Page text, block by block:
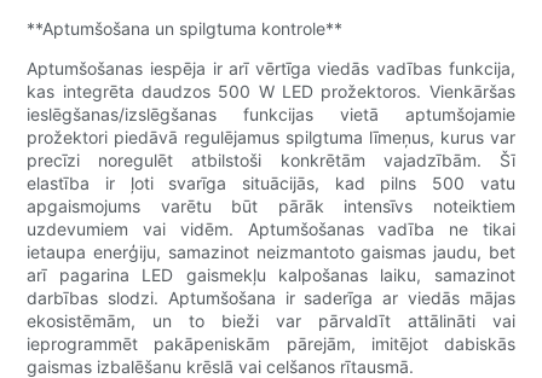
**Aptumšošana un spilgtuma kontrole**
Aptumšošanas iespēja ir arī vērtīga viedās vadības funkcija,
kas integrēta daudzos 500 W LED prožektoros. Vienkāršas
ieslēgšanas/izslēgšanas funkcijas vietā aptumšojamie
prožektori piedāvā regulējamus spilgtuma līmeņus, kurus var
precīzi noregulēt atbilstoši konkrētām vajadzībām. Šī
elastība ir ļoti svarīga situācijās, kad pilns 500 vatu
apgaismojums varētu būt pārāk intensīvs noteiktiem
uzdevumiem vai vidēm. Aptumšošanas vadība ne tikai
ietaupa enerģiju, samazinot neizmantoto gaismas jaudu, bet
arī pagarina LED gaismekļu kalpošanas laiku, samazinot
darbības slodzi. Aptumšošana ir saderīga ar viedās mājas
ekosistēmām, un to bieži var pārvaldīt attālināti vai
ieprogrammēt pakāpeniskām pārejām, imitējot dabiskās
gaismas izbalēšanu krēslā vai celšanos rītausmā.